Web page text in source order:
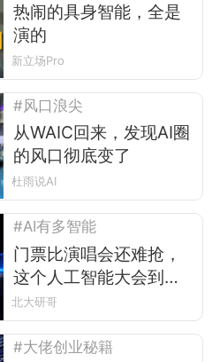
热闹的具身智能，全是
演的
新立场Pro
#风口浪尖
从WAIC回来，发现AI圈
的风口彻底变了
杜雨说AI
#AI有多智能
门票比演唱会还难抢，
这个人工智能大会到底
凭什么？
北大研哥
#大佬创业秘籍